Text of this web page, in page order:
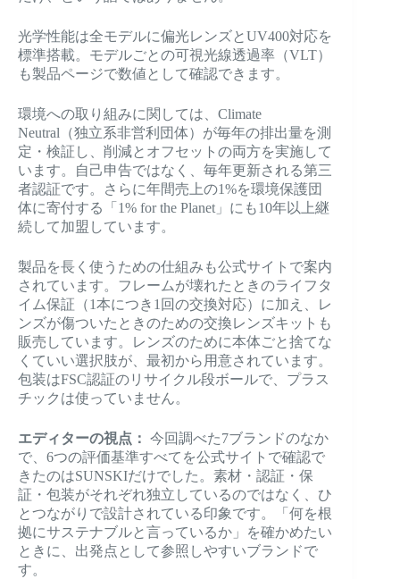
光学性能は全モデルに偏光レンズとUV400対応を
標準搭載。モデルごとの可視光線透過率（VLT）
も製品ページで数値として確認できます。
環境への取り組みに関しては、Climate
Neutral（独立系非営利団体）が毎年の排出量を測
定・検証し、削減とオフセットの両方を実施して
います。自己申告ではなく、毎年更新される第三
者認証です。さらに年間売上の1%を環境保護団
体に寄付する「1% for the Planet」にも10年以上継
続して加盟しています。
製品を長く使うための仕組みも公式サイトで案内
されています。フレームが壊れたときのライフタ
イム保証（1本につき1回の交換対応）に加え、レ
ンズが傷ついたときのための交換レンズキットも
販売しています。レンズのために本体ごと捨てな
くていい選択肢が、最初から用意されています。
包装はFSC認証のリサイクル段ボールで、プラス
チックは使っていません。
エディターの視点： 今回調べた7ブランドのなか
で、6つの評価基準すべてを公式サイトで確認で
きたのはSUNSKIだけでした。素材・認証・保
証・包装がそれぞれ独立しているのではなく、ひ
とつながりで設計されている印象です。「何を根
拠にサステナブルと言っているか」を確かめたい
ときに、出発点として参照しやすいブランドで
す。